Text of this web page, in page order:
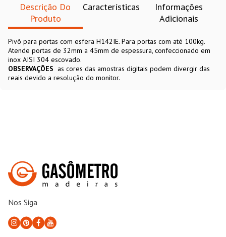
Descrição Do
Produto
Características
Informações
Adicionais
Pivô para portas com esfera H142IE. Para portas com até 100kg.
Atende portas de 32mm a 45mm de espessura, confeccionado em
inox AISI 304 escovado.
OBSERVAÇÕES as cores das amostras digitais podem divergir das
reais devido a resolução do monitor.
Nos Siga